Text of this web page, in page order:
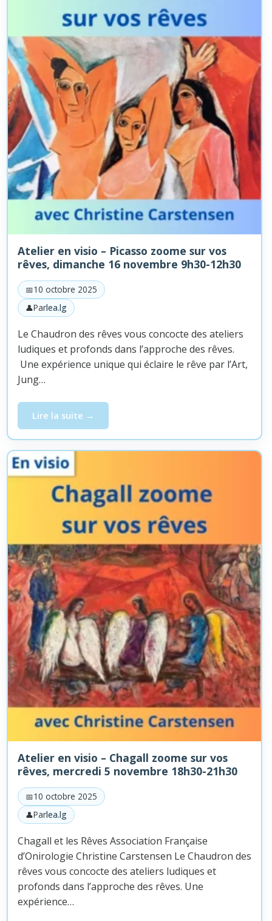
Atelier en visio – Picasso zoome sur vos
rêves, dimanche 16 novembre 9h30-12h30
10 octobre 2025
Parlea.lg
Le Chaudron des rêves vous concocte des ateliers
ludiques et profonds dans l’approche des rêves.
Une expérience unique qui éclaire le rêve par l’Art,
Jung…
Lire la suite
Atelier en visio – Picasso zoome sur vos rêves,
Atelier en visio – Chagall zoome sur vos
rêves, mercredi 5 novembre 18h30-21h30
10 octobre 2025
Parlea.lg
Chagall et les Rêves Association Française
d’Onirologie Christine Carstensen Le Chaudron des
rêves vous concocte des ateliers ludiques et
profonds dans l’approche des rêves. Une
expérience…